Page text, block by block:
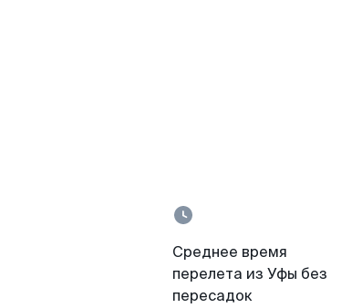
Среднее время
перелета из Уфы без
пересадок